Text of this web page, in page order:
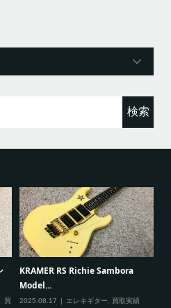
VOX mini5 Rhythm ヴォックス モ
デリングアン...
2025.08.09 アンプ,買取実績